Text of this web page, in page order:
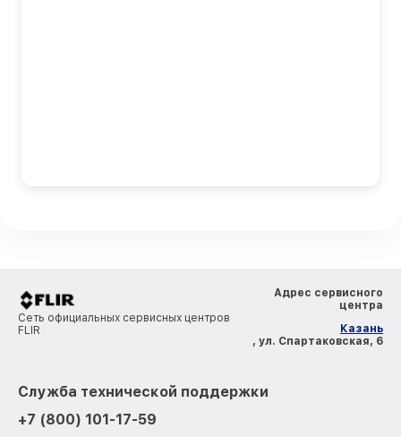
Сеть официальных сервисных центров
FLIR
Адрес сервисного
центра
Казань
, ул. Спартаковская, 6
Служба технической поддержки
+7 (800) 101-17-59